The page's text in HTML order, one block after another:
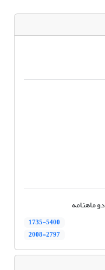
دو ماهنامه
1735-5400
2008-2797